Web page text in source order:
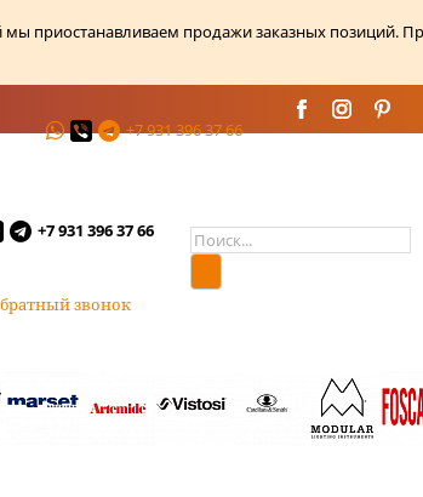
мы приостанавливаем продажи заказных позиций.
+7 931 396 37 66
+7 931 396 37 66
звонок